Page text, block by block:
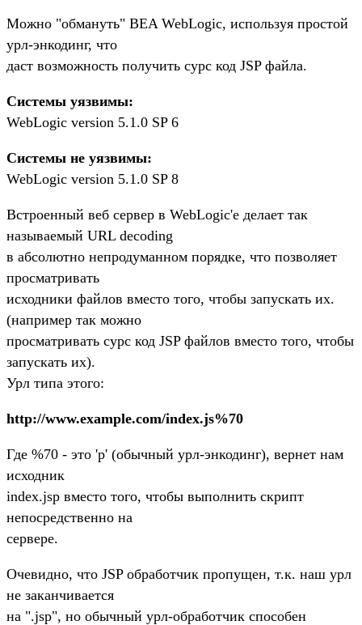
Можно "обмануть" BEA WebLogic, используя простой
урл-энкодинг, что
даст возможность получить сурс код JSP файла.
Системы уязвимы:
WebLogic version 5.1.0 SP 6
Системы не уязвимы:
WebLogic version 5.1.0 SP 8
Встроенный веб сервер в WebLogic'е делает так
называемый URL decoding
в абсолютно непродуманном порядке, что позволяет
просматривать
исходники файлов вместо того, чтобы запускать их.
(например так можно
просматривать сурс код JSP файлов вместо того, чтобы
запускать их).
Урл типа этого:
http://www.example.com/index.js%70
Где %70 - это 'p' (обычный урл-энкодинг), вернет нам
исходник
index.jsp вместо того, чтобы выполнить скрипт
непосредственно на
сервере.
Очевидно, что JSP обработчик пропущен, т.к. наш урл
не заканчивается
на ".jsp", но обычный урл-обработчик способен